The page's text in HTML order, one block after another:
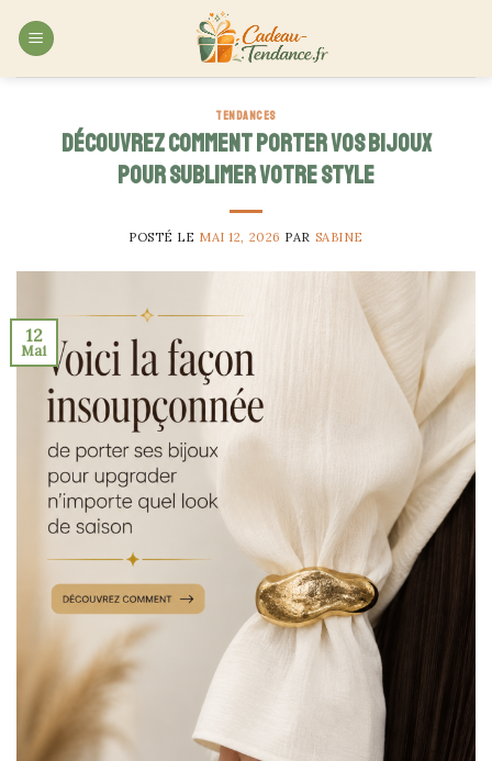
TENDANCES
Découvrez comment porter vos bijoux
pour sublimer votre style
POSTÉ LE MAI 12, 2026 PAR SABINE
12
Mai